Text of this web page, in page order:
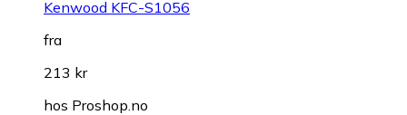
Kenwood KFC-S1056
fra
213 kr
hos Proshop.no